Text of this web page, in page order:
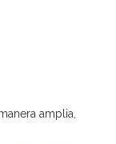
amplia,